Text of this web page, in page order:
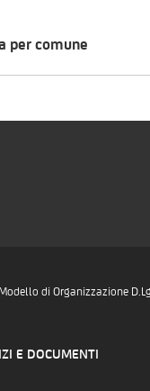
per comune
di Organizzazione
E DOCUMENTI